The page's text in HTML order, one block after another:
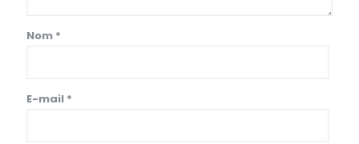
Nom *
E-mail *